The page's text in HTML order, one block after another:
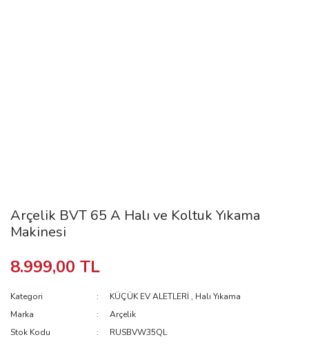
Arçelik BVT 65 A Halı ve Koltuk Yıkama
Makinesi
8.999,00 TL
Kategori KÜÇÜK EV ALETLERİ , Halı Yıkama
Marka
Arçelik
Stok Kodu
RUSBVW35QL